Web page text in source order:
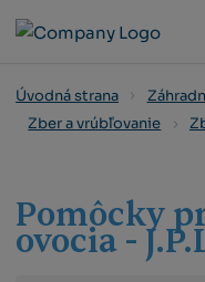
Úvodná strana
Zber a vrúbľovanie
Pomôcky
ovocia -